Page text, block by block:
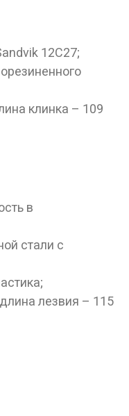
12C27;
клинка – 109
в
стали с
лезвия – 115